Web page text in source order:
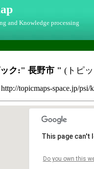
and Knowledge processing
ク:" 長野市 " (トピ
topicmaps-space.jp/psi/
This page can't
Do you own this